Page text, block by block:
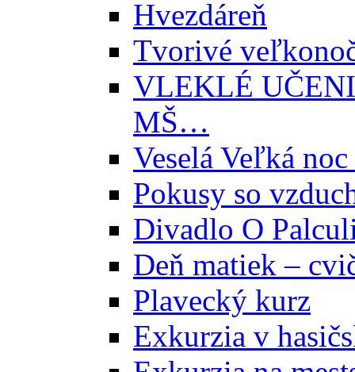
Hvezdáreň
Tvorivé
VLEKLÉ
MŠ…
Veselá Veľká
Pokusy so
Divadlo O
Deň matiek –
Plavecký kurz
Exkurzia v